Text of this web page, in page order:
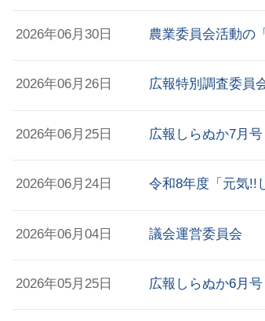
2026年06月30日 農業委員会活動の
2026年06月26日 広報特別調査委員
2026年06月25日 広報しらぬか7月号
2026年06月24日 令和8年度「元気!!
2026年06月04日 議会運営委員会
2026年05月25日 広報しらぬか6月号